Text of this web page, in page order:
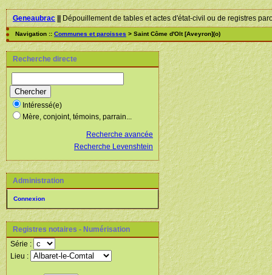
Geneaubrac||Dépouillement de tables et actes d'état-civil ou de registres
Navigation :: Communes et paroisses > Saint Côme d'Olt [Aveyron](o)
Recherche directe
Intéressé(e)
Mère, conjoint, témoins, parrain...
Recherche avancée
Recherche Levenshtein
Administration
Connexion
Registres notaires - Numérisation
Série :
Lieu :